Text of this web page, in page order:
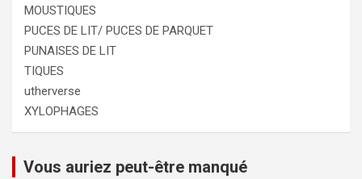
MOUSTIQUES
PUCES DE LIT/ PUCES DE PARQUET
PUNAISES DE LIT
TIQUES
utherverse
XYLOPHAGES
Vous auriez peut-être manqué